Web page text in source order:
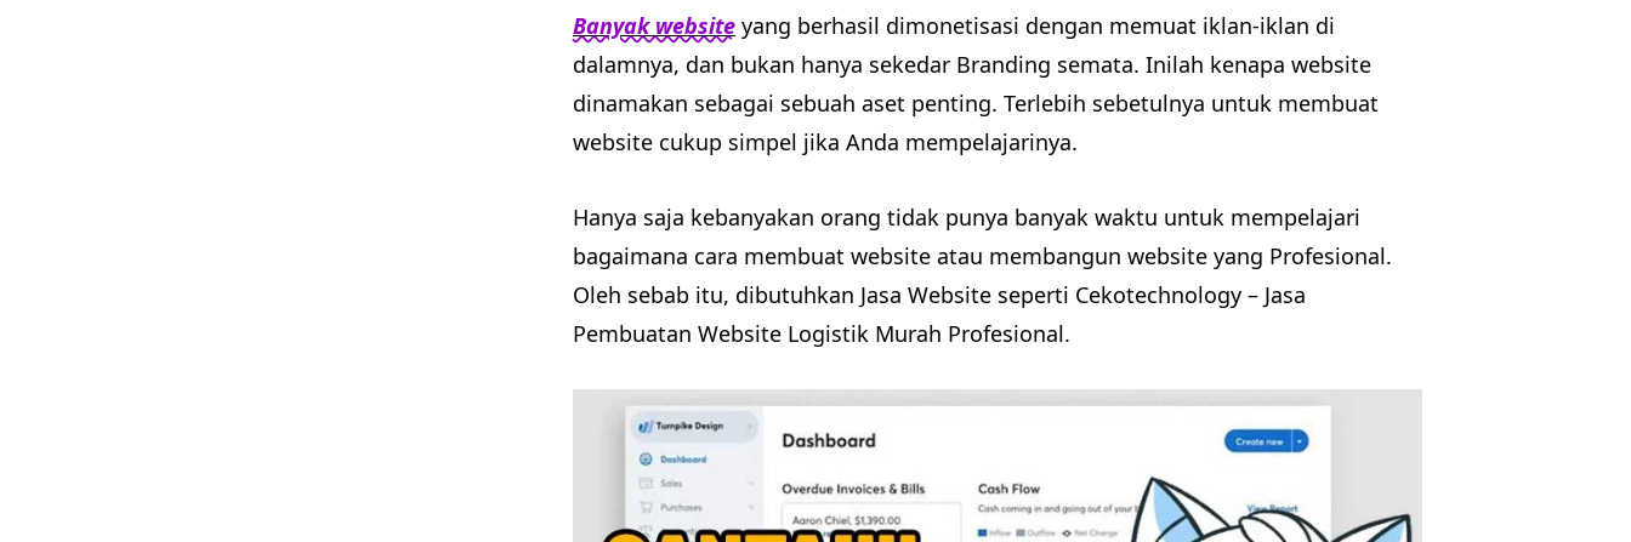
Banyak website yang berhasil dimonetisasi dengan memuat iklan-iklan di
dalamnya, dan bukan hanya sekedar Branding semata. Inilah kenapa website
dinamakan sebagai sebuah aset penting. Terlebih sebetulnya untuk membuat
website cukup simpel jika Anda mempelajarinya.
Hanya saja kebanyakan orang tidak punya banyak waktu untuk mempelajari
bagaimana cara membuat website atau membangun website yang Profesional.
Oleh sebab itu, dibutuhkan Jasa Website seperti Cekotechnology – Jasa
Pembuatan Website Logistik Murah Profesional.